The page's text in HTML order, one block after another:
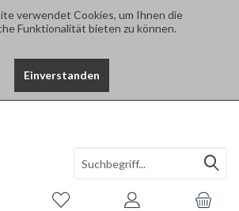
verwendet Cookies, um Ihnen die
Funktionalität bieten zu können.
Einverstanden